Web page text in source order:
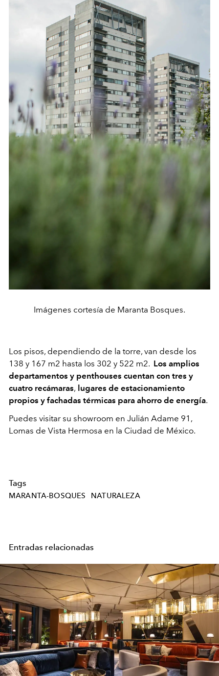
Imágenes cortesía de Maranta Bosques.
Los pisos, dependiendo de la torre, van desde los
138 y 167 m2 hasta los 302 y 522 m2. Los amplios
departamentos y penthouses cuentan con tres y
cuatro recámaras, lugares de estacionamiento
propios y fachadas térmicas para ahorro de energía.
Puedes visitar su showroom en Julián Adame 91,
Lomas de Vista Hermosa en la Ciudad de México.
Tags
MARANTA-BOSQUES NATURALEZA
Entradas relacionadas